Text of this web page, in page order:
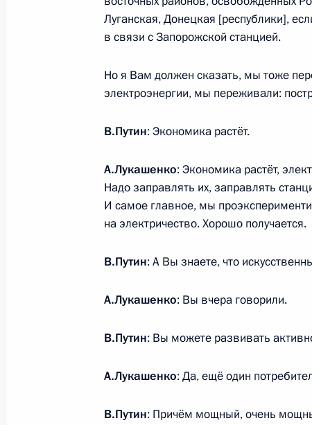
Совещание с постоянными
30 сентября 2025 года, вторник
Встреча с Заместителем
Хуснуллиным
Обращение по случаю Дня
29 сентября 2025 года,
Луганская, Донецкая [республики],
в связи с Запорожской станцией.
Но я Вам должен сказать, мы тоже
электроэнергии, мы переживали:
В.Путин: Экономика растёт.
А.Лукашенко: Экономика растёт,
Надо заправлять их, заправлять
И самое главное, мы
на электричество. Хорошо получается.
В.Путин: А Вы знаете, что
А.Лукашенко: Вы вчера говорили.
В.Путин: Вы можете развивать
А.Лукашенко: Да, ещё один
В.Путин: Причём мощный, очень